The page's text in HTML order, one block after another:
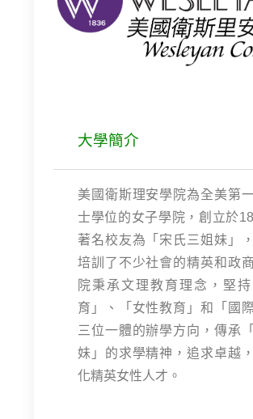
大學簡介
美國衛斯理安學院為全美第
士學位的女子學院，創立於
著名校友為「宋氏三姐妹」
培訓了不少社會的精英和政
院秉承文理教育理念，堅
育」、「女性教育」和「國際
三位一體的辦學方向，傳承
妹」的求學精神，追求卓越
化精英女性人才。